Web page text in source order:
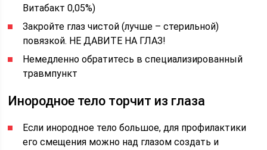
Витабакт 0,05%)
Закройте глаз чистой (лучше – стерильной)
повязкой. НЕ ДАВИТЕ НА ГЛАЗ!
Немедленно обратитесь в специализированный
травмпункт
Инородное тело торчит из глаза
Если инородное тело большое, для профилактики
его смещения можно над глазом создать и